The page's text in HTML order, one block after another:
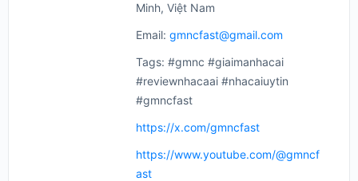
Minh, Việt Nam
Email: gmncfast@gmail.com
Tags: #gmnc #giaimanhacai
#reviewnhacaai #nhacaiuytin
#gmncfast
https://x.com/gmncfast
https://www.youtube.com/@gmncf
ast